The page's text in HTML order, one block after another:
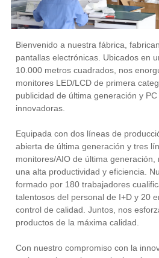
Bienvenido a nuestra fábrica,
pantallas electrónicas. Ubicados en
10.000 metros cuadrados, nos
monitores LED/LCD de primera
publicidad de última generación y
innovadoras.
Equipada con dos líneas de
abierta de última generación y tres
monitores/AIO de última
una alta productividad y eficiencia.
formado por 180 trabajadores
talentosos del personal de I+D y 20
control de calidad. Juntos, nos
productos de la máxima calidad.
Con nuestro compromiso con la